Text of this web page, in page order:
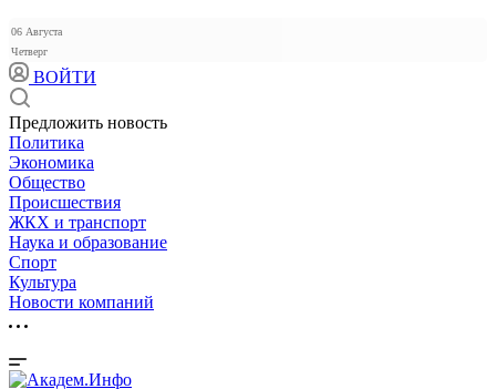
06 Августа
Четверг
ВОЙТИ
Предложить новость
Политика
Экономика
Общество
Происшествия
ЖКХ и транспорт
Наука и образование
Спорт
Культура
Новости компаний